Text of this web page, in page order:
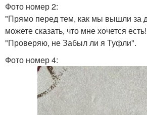
Фото номер 2:
"Прямо перед тем, как мы вышли за
можете сказать, что мне хочется
"Проверяю, не Забыл ли я Туфли".
Фото номер 4: